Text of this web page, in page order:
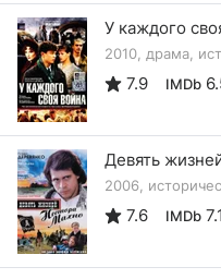
У каждого
2010, драма,
7.9 IMDb
Девять
2006,
7.6 IMDb 7.1